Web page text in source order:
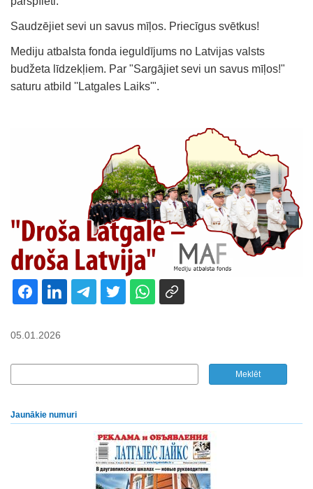
Saudzējiet sevi un savus mīļos. Priecīgus svētkus!
Mediju atbalsta fonda ieguldījums no Latvijas valsts
budžeta līdzekļiem. Par "Sargājiet sevi un savus mīļos!"
saturu atbild ''Latgales Laiks'".
05.01.2026
Jaunākie numuri